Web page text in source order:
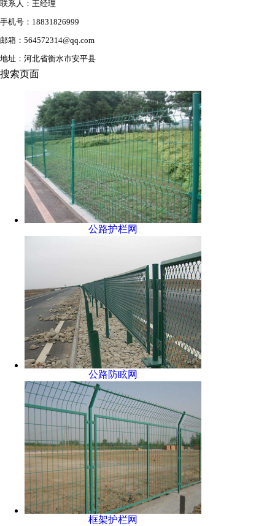
联系人：王经理
手机号：18831826999
邮箱：564572314@qq.com
地址：河北省衡水市安平县
搜索页面
公路护栏网
公路防眩网
框架护栏网